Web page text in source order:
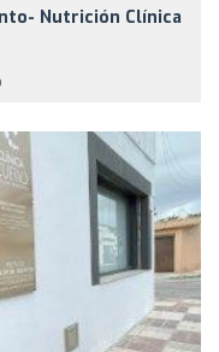
Nutrición Clínica